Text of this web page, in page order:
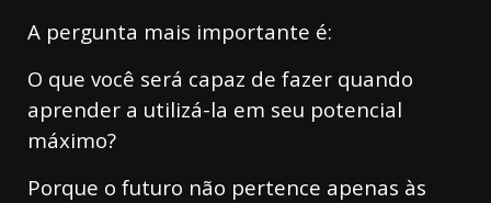
A pergunta mais importante é:
O que você será capaz de fazer quando
aprender a utilizá-la em seu potencial
máximo?
Porque o futuro não pertence apenas às